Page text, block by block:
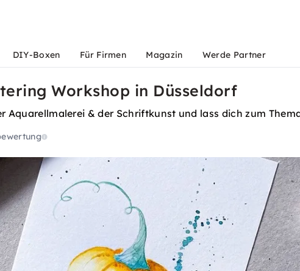
DIY-Boxen Für Firmen Magazin Werde Partner
Workshop in Düsseldorf
Aquarellmalerei & der Schriftkunst und lass dich zum